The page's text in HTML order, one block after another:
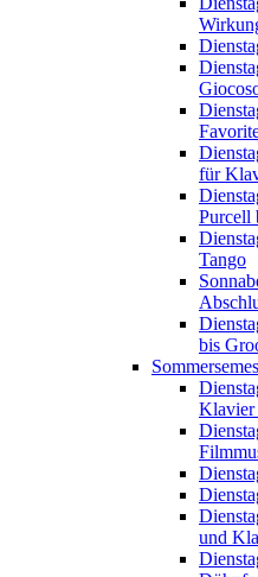
für
Purcell
Tango
bis
Klavier
und